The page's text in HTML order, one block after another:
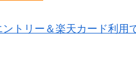
トリー＆楽天カード利用